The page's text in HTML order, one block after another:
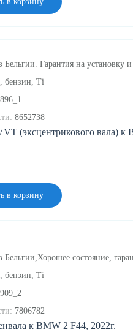
(эксцентрикового вала) к
Бельгии. Гарантия на установку
бензин, Ti
8652738
в корзину
к BMW 2 F44, 2022г.
Бельгии,Хорошее состояние,
бензин, Ti
7806782